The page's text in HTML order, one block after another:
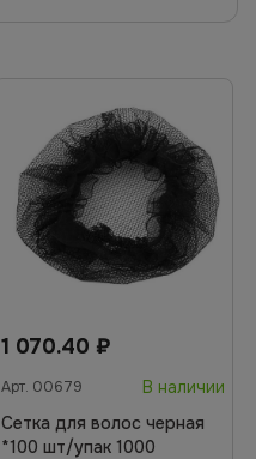
1 070.40 ₽
Арт. 00679
В наличии
Сетка для волос черная
*100 шт/упак 1000